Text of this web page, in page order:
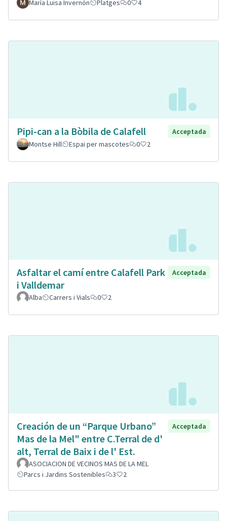
María Luisa Invernón Platges 0 4
Pipi-can a la Bòbila de Calafell
Acceptada
Montse Hill
Espai per mascotes 0 2
Asfaltar el camí entre Calafell Park
i Valldemar
Acceptada
Alba Carrers i Vials 0 2
Creación de un “Parque Urbano”
Mas de la Mel" entre C.Terral de d'
alt, Terral de Baix i de l' Est.
Acceptada
ASOCIACION DE VECINOS MAS DE LA MEL
Parcs i Jardins Sostenibles
3 2